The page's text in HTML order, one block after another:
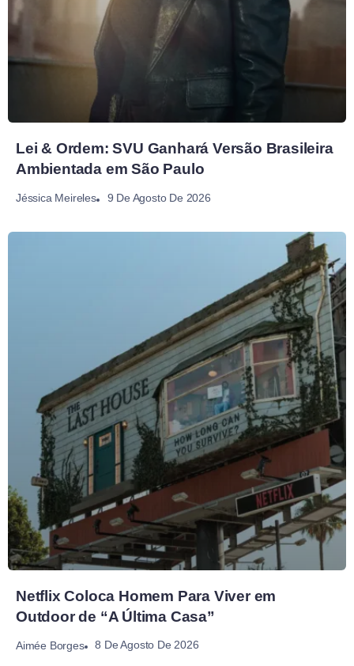
Lei & Ordem: SVU Ganhará Versão Brasileira
Ambientada em São Paulo
Jéssica Meireles 9 De Agosto De 2026
Netflix Coloca Homem Para Viver em
Outdoor de “A Última Casa”
Aimée Borges 8 De Agosto De 2026